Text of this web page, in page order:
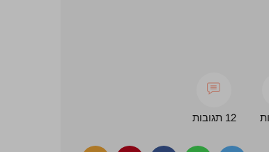
12 תגובות